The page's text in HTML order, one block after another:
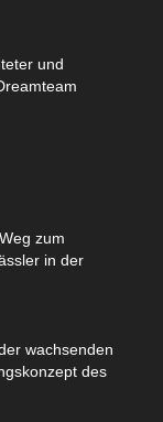
und
zum
in der
wachsenden
des